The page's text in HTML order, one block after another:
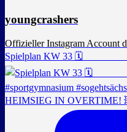
youngcrashers
Offizieller Instagram Account
Spielplan KW 33 🗓️
HEIMSIEG IN OVERTIME!